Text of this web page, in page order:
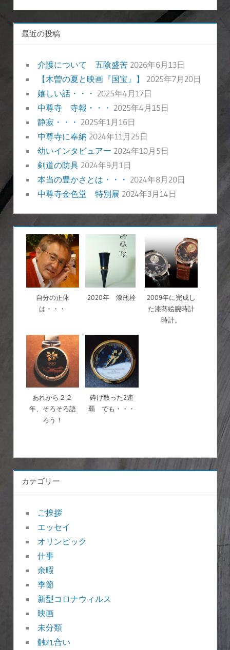
イ
ブ
最近の投稿
介護について 五陰盛苦 2026年6月13日
【木曽の夏と映画『国宝』】
2025年7月20日
嬉しい話・・・ 2025年4月17日
中尊寺 寺報・・・ 2025年4月15日
静寂・・・ 2025年1月16日
中尊寺に奉納 2024年11月25日
幼いインタビュアー 2024年10月5日
剣道の防具 2024年9月1日
本当の豊かさとは・・・ 2024年8月20日
中尊寺金色堂 特別展 2024年3月14日
自分の正体
は・・・
2020年 漆瓶栓
2009年に完成し
た漆蒔絵腕時計
時計。
あれから２２
年、そろそろ語
ろう！
砕け散った2連
覇 でも・・・
カテゴリー
ご挨拶
エッセイ
オリンピック
仕事
余暇
季節
新型コロナウィルス
映画
未分類
触れ合い